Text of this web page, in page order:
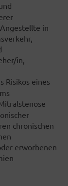
in
in,
Risikos eines
chronischen
erworbenen